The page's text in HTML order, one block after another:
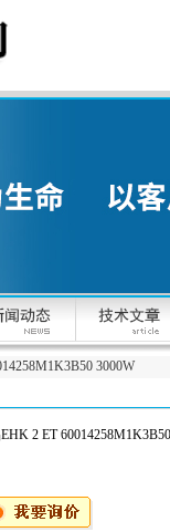
3000W
2 ET